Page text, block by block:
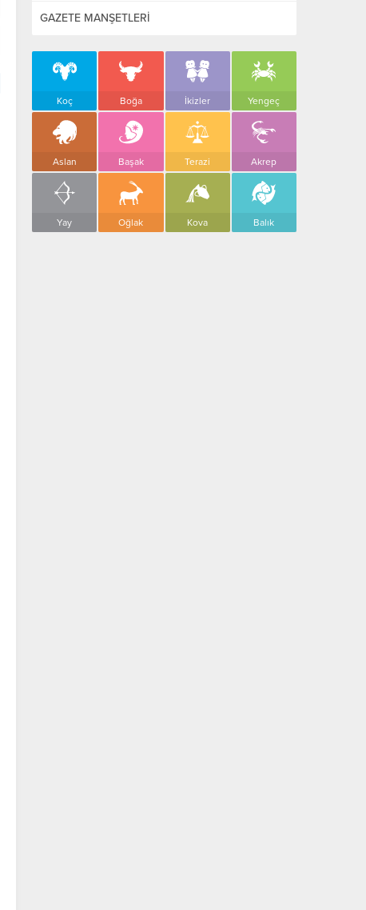
GAZETE MANŞETLERİ
Koç Boğa İkizler Yengeç
Aslan Başak Terazi Akrep
Yay Oğlak Kova Balık